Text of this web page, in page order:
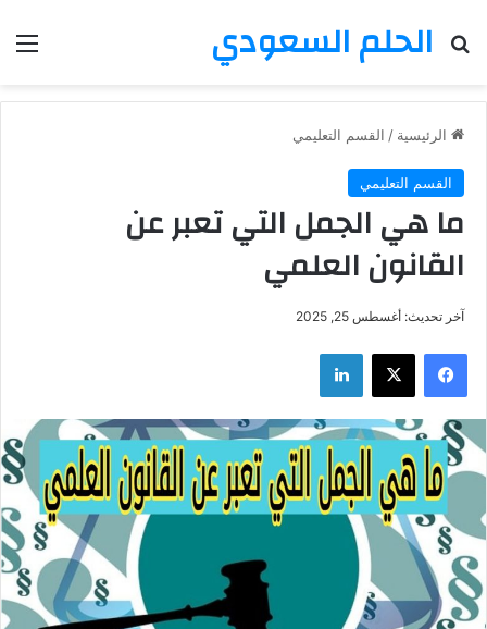
الحلم السعودي
بحث عن
الرئيسية / القسم التعليمي
القسم التعليمي
ما هي الجمل التي تعبر عن
القانون العلمي
آخر تحديث: أغسطس 25, 2025
فيسبوك ‫X لينكدإن